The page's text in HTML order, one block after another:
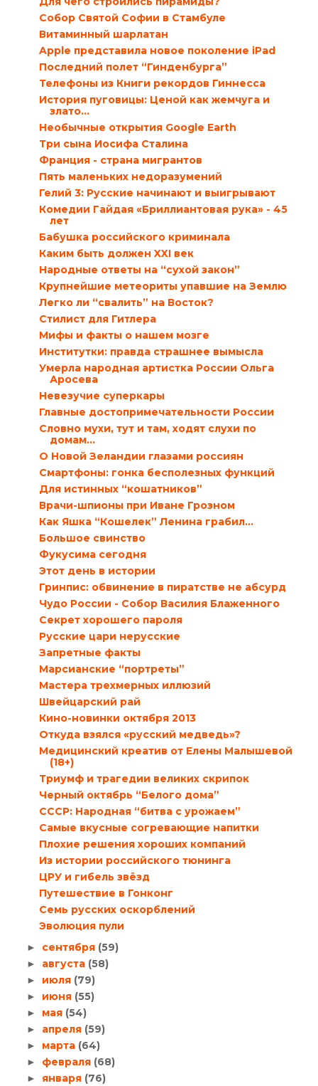
Собор Святой Софии в Стамбуле
Витаминный шарлатан
Apple представила новое поколение iPad
Последний полет “Гинденбурга”
Телефоны из Книги рекордов Гиннесса
История пуговицы: Ценой как жемчуга и
злато…
Необычные открытия Google Earth
Три сына Иосифа Сталина
Франция - страна мигрантов
Пять маленьких недоразумений
Гелий 3: Русские начинают и выигрывают
Комедии Гайдая «Бриллиантовая рука» - 45
лет
Бабушка российского криминала
Каким быть должен XXI век
Народные ответы на “сухой закон”
Крупнейшие метеориты упавшие на Землю
Легко ли “свалить” на Восток?
Стилист для Гитлера
Мифы и факты о нашем мозге
Институтки: правда страшнее вымысла
Умерла народная артистка России Ольга
Аросева
Невезучие суперкары
Главные достопримечательности России
Словно мухи, тут и там, ходят слухи по
домам…
О Новой Зеландии глазами россиян
Смартфоны: гонка бесполезных функций
Для истинных “кошатников”
Врачи-шпионы при Иване Грозном
Как Яшка “Кошелек” Ленина грабил…
Большое свинство
Фукусима сегодня
Этот день в истории
Гринпис: обвинение в пиратстве не абсурд
Чудо России - Собор Василия Блаженного
Секрет хорошего пароля
Русские цари нерусские
Запретные факты
Марсианские “портреты”
Мастера трехмерных иллюзий
Швейцарский рай
Кино-новинки октября 2013
Откуда взялся «русский медведь»?
Медицинский креатив от Елены Малышевой
(18+)
Триумф и трагедии великих скрипок
Черный октябрь “Белого дома”
СССР: Народная “битва с урожаем”
Самые вкусные согревающие напитки
Плохие решения хороших компаний
Из истории российского тюнинга
ЦРУ и гибель звёзд
Путешествие в Гонконг
Семь русских оскорблений
Эволюция пули
► сентября (59)
► августа (58)
► июля (79)
► июня (55)
► мая (54)
► апреля (59)
► марта (64)
► февраля (68)
► января (76)